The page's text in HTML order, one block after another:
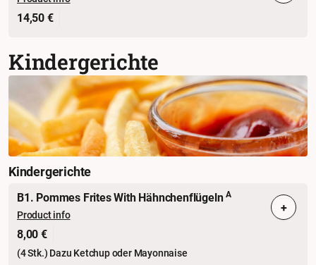
14,50 €
Kindergerichte
Kindergerichte
B1. Pommes Frites With HähnchenflügelnA
Product info
8,00 €
(4 Stk.) Dazu Ketchup oder Mayonnaise
+